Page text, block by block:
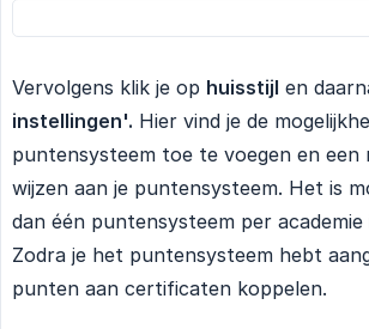
Vervolgens klik je op huisstijl en
instellingen'. Hier vind je de
puntensysteem toe te voegen en een
wijzen aan je puntensysteem. Het is
dan één puntensysteem per
Zodra je het puntensysteem hebt
punten aan certificaten koppelen.